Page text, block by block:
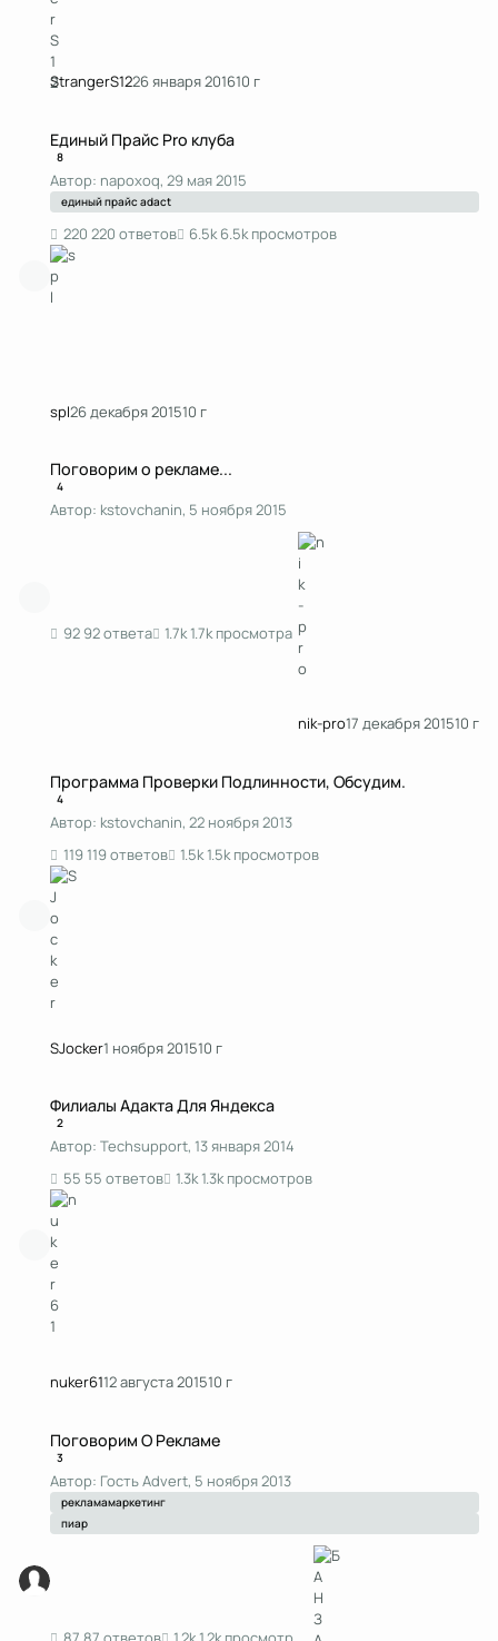
StrangerS1226 января 201610 г
Единый Прайс Pro клуба
8
Автор: napoxoq, 29 мая 2015
единый прайс adact
220 ответов 6.5k просмотров
spl26 декабря 201510 г
Поговорим о рекламе...
4
Автор: kstоvchanin, 5 ноября 2015
92 ответа 1.7k просмотра
nik-pro17 декабря 201510 г
Программа Проверки Подлинности, Обсудим.
4
Автор: kstоvchanin, 22 ноября 2013
119 ответов
1.5k просмотров
SJocker1 ноября 201510 г
Филиалы Адакта Для Яндекса
2
Автор: Techsupport, 13 января 2014
55 ответов
1.3k просмотров
nuker6112 августа 201510 г
Поговорим О Рекламе
3
Автор: Гость Advert, 5 ноября 2013
рекламамаркетинг
пиар